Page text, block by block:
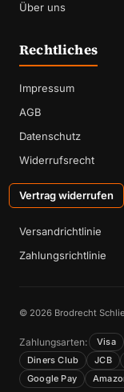
Über uns
Rechtliches
Impressum
AGB
Datenschutz
Widerrufsrecht
Vertrag widerrufen
Versandrichtlinie
Zahlungsrichtlinie
© 2026 Brodrecht
Zahlungsarten: Visa
Diners Club
JCB
Google Pay